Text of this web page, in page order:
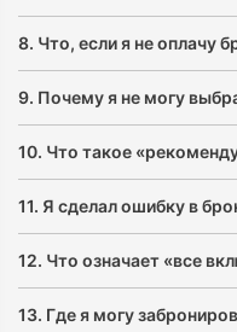
8. Что, если я не оплачу
9. Почему я не могу
10. Что такое
11. Я сделал ошибку в
12. Что означает «все
13. Где я могу